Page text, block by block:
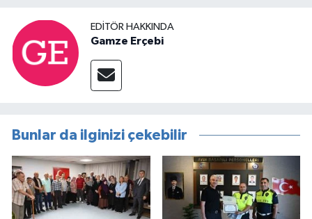
EDITÖR HAKKINDA
Gamze Erçebi
Bunlar da ilginizi çekebilir